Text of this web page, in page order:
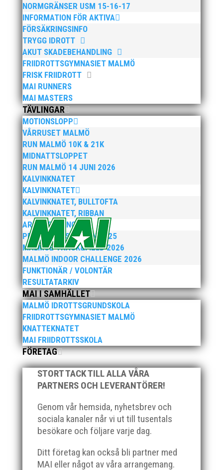
NORMGRÄNSER USM 15-16-17
INFORMATION FÖR AKTIVA
FÖRSÄKRINGSINFO
TRYGG IDROTT
AKUT SKADEBEHANDLING
FRIIDROTTSGYMNASIET MALMÖ
FRISK FRIIDROTT
MAI RUNNERS
MAI MASTERS
TÄVLINGAR
MOTIONSLOPP
VÅRRUSET MALMÖ
RUN MALMÖ 10K & 21K
MIDNATTSLOPPET
RUN MALMÖ 14 JUNI 2026
KALVINKNATET
KALVINKNATET
KALVINKNATET, BULLTOFTA
KALVINKNATET, RIBBAN
ARENATÄVLINGAR
PEPPARKAKSSPELEN 2025
MALMOE TRACK&FIELD 2026
MALMÖ INDOOR CHALLENGE 2026
FUNKTIONÄR / VOLONTÄR
RESULTATARKIV
MAI I SAMHÄLLET
MALMÖ IDROTTSGRUNDSKOLA
FRIIDROTTSGYMNASIET MALMÖ
KNATTEKNATET
MAI FRIIDROTTSSKOLA
FÖRETAG
STORT TACK TILL ALLA VÅRA
PARTNERS OCH LEVERANTÖRER!
Genom vår hemsida, nyhetsbrev och
sociala kanaler når vi ut till tusentals
besökare och följare varje dag.
Ditt företag kan också bli partner med
MAI eller något av våra arrangemang.
Engagemang • Kompetens • Gemenskap
ADRESS:
Eric Perssons väg 53
217 62 Malmö
TELEFON:
040-86 900
FÖLJ OSS PÅ:
Facebook
Instagram
Integritetspolicy
Dataskyddspolicy
"Sveriges ledande friidrottsklubb med stark
lokal närvaro"
Webbplatsen är producerad och drivs
av: